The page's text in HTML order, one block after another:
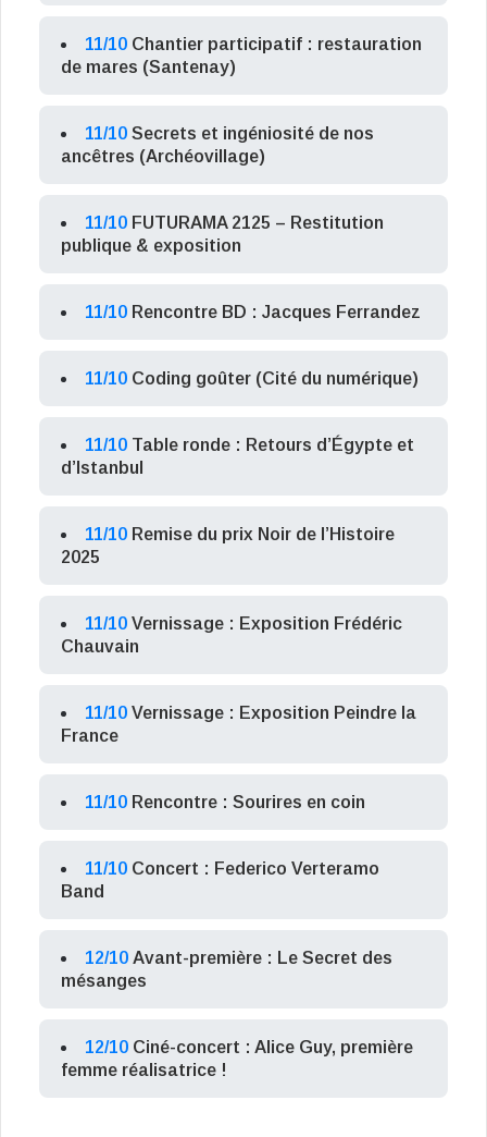
11/10 Chantier participatif : restauration
de mares (Santenay)
11/10 Secrets et ingéniosité de nos
ancêtres (Archéovillage)
11/10 FUTURAMA 2125 – Restitution
publique & exposition
11/10 Rencontre BD : Jacques Ferrandez
11/10 Coding goûter (Cité du numérique)
11/10 Table ronde : Retours d’Égypte et
d’Istanbul
11/10 Remise du prix Noir de l’Histoire
2025
11/10 Vernissage : Exposition Frédéric
Chauvain
11/10 Vernissage : Exposition Peindre la
France
11/10 Rencontre : Sourires en coin
11/10 Concert : Federico Verteramo
Band
12/10 Avant-première : Le Secret des
mésanges
12/10 Ciné-concert : Alice Guy, première
femme réalisatrice !